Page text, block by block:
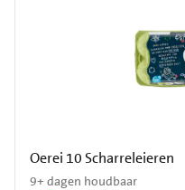
Oerei 10 Scharreleieren
9+ dagen houdbaar